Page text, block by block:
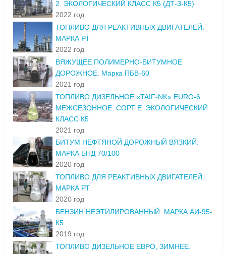
2. ЭКОЛОГИЧЕСКИЙ КЛАСС К5 (ДТ-З-К5)
2022 год
ТОПЛИВО ДЛЯ РЕАКТИВНЫХ ДВИГАТЕЛЕЙ.
МАРКА РТ
2022 год
ВЯЖУЩЕЕ ПОЛИМЕРНО-БИТУМНОЕ
ДОРОЖНОЕ. Марка ПБВ-60
2021 год
ТОПЛИВО ДИЗЕЛЬНОЕ «TAIF-NK» ЕURO-6
МЕЖСЕЗОННОЕ. СОРТ Е. ЭКОЛОГИЧЕСКИЙ
КЛАСС К5
2021 год
БИТУМ НЕФТЯНОЙ ДОРОЖНЫЙ ВЯЗКИЙ.
МАРКА БНД 70/100
2020 год
ТОПЛИВО ДЛЯ РЕАКТИВНЫХ ДВИГАТЕЛЕЙ.
МАРКА РТ
2020 год
БЕНЗИН НЕЭТИЛИРОВАННЫЙ. МАРКА АИ-95-
К5
2019 год
ТОПЛИВО ДИЗЕЛЬНОЕ ЕВРО, ЗИМНЕЕ.